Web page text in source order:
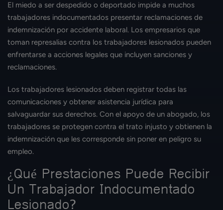
El miedo a ser despedido o deportado impide a muchos
trabajadores indocumentados presentar reclamaciones de
indemnización por accidente laboral. Los empresarios que
toman represalias contra los trabajadores lesionados pueden
enfrentarse a acciones legales que incluyen sanciones y
reclamaciones.
Los trabajadores lesionados deben registrar todas las
comunicaciones y obtener asistencia jurídica para
salvaguardar sus derechos. Con el apoyo de un abogado, los
trabajadores se protegen contra el trato injusto y obtienen la
indemnización que les corresponde sin poner en peligro su
empleo.
¿Qué Prestaciones Puede Recibir
Un Trabajador Indocumentado
Lesionado?